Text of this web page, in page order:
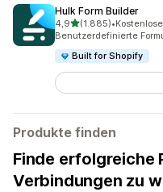
Hulk Form Builder
4,9von 5 Sternen
(1.885)
1885 Rezensionen
•
Benutzerdefinierte
Built for Shopify
Produkte finden
Finde erfolgreiche
Verbindungen zu